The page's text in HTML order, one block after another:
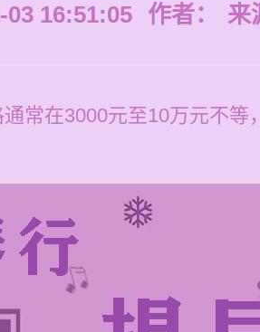
03 16:51:05 作者： 来
常在3000元至10万元不